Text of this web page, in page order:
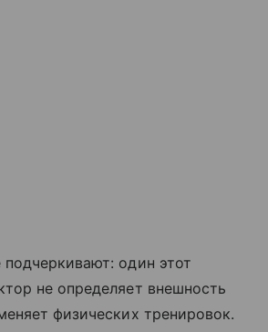
один этот
не определяет внешность
физических тренировок.